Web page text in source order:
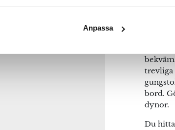
Anpassa
och
Här
och
trevliga
bord.
dynor.
Du